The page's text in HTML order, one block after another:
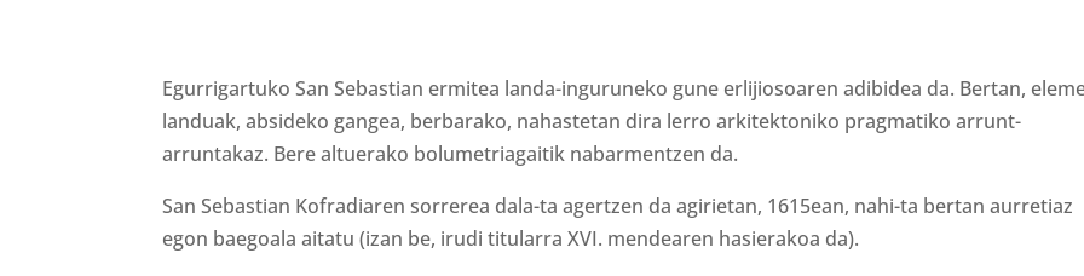
Egurrigartuko San Sebastian ermitea landa-inguruneko gune erlijiosoaren adibidea da. Bertan,
landuak, absideko gangea, berbarako, nahastetan dira lerro arkitektoniko pragmatiko arrunt-
arruntakaz. Bere altuerako bolumetriagaitik nabarmentzen da.
San Sebastian Kofradiaren sorrerea dala-ta agertzen da agirietan, 1615ean, nahi-ta bertan aurretiaz
egon baegoala aitatu (izan be, irudi titularra XVI. mendearen hasierakoa da).